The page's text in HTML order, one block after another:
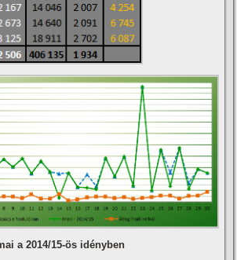
a 2014/15-ös idényben